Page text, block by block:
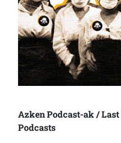
Azken Podcast-ak /
Podcasts